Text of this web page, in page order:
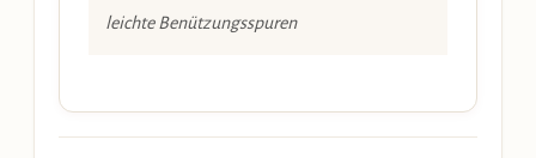
leichte Benützungsspuren